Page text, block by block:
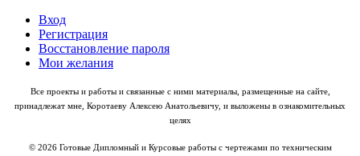
Вход
Регистрация
Восстановление пароля
Мои желания
Все проекты и работы и связанные с ними материалы, размещенные на сайте,
принадлежат мне, Коротаеву Алексею Анатольевичу, и выложены в ознакомительных
целях
© 2026 Готовые Дипломный и Курсовые работы с чертежами по техническим